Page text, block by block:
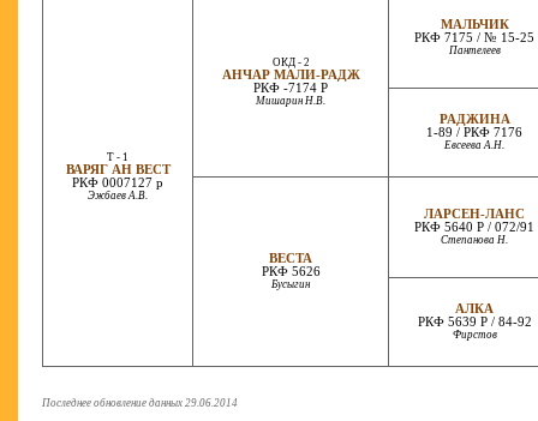
T - 1
ВАРЯГ АН ВЕСТ
РКФ 0007127 р
Эжбаев А.В.
ОКД - 2
АНЧАР МАЛИ-РАДЖ
РКФ -7174 Р
Мишарин Н.В.
МАЛЬЧИК
РКФ 7175 / № 15-25
Пантелеев
РАДЖИНА
1-89 / РКФ 7176
Евсеева А.Н.
ВЕСТА
РКФ 5626
Бусыгин
ЛАРСЕН-ЛАНС
РКФ 5640 Р / 072/91
Степанова Н.
АЛКА
РКФ 5639 Р / 84-92
Фирстов
Последнее обновление данных 29.06.2014